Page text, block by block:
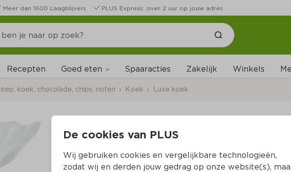
Meer dan 1600 Laagblijvers PLUS Express: over 2 uur op jouw adres
Recepten Goed eten Spaaracties Zakelijk Winkels
koek, chocolade, chips, noten Koek Luxe koek
PLUS Stroopwafels
Per Wikkel 315 g  (per kilo €7.90)
De cookies van PLUS
Wij gebruiken cookies en vergelijkbare technologieën,
zodat wij en derden jouw gedrag op onze website(s),